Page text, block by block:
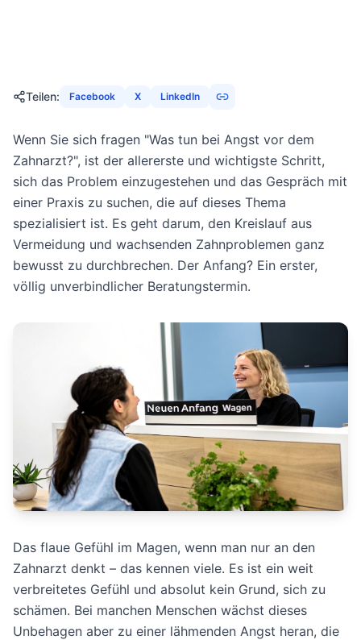
Teilen: Facebook X LinkedIn
Wenn Sie sich fragen "Was tun bei Angst vor dem
Zahnarzt?", ist der allererste und wichtigste Schritt,
sich das Problem einzugestehen und das Gespräch mit
einer Praxis zu suchen, die auf dieses Thema
spezialisiert ist. Es geht darum, den Kreislauf aus
Vermeidung und wachsenden Zahnproblemen ganz
bewusst zu durchbrechen. Der Anfang? Ein erster,
völlig unverbindlicher Beratungstermin.
Das flaue Gefühl im Magen, wenn man nur an den
Zahnarzt denkt – das kennen viele. Es ist ein weit
verbreitetes Gefühl und absolut kein Grund, sich zu
schämen. Bei manchen Menschen wächst dieses
Unbehagen aber zu einer lähmenden Angst heran, die